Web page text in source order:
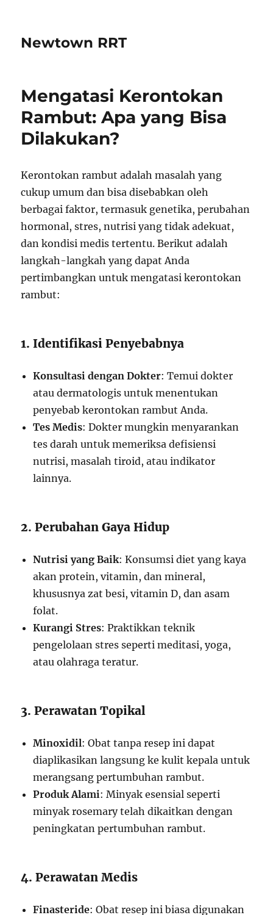
Newtown RRT
Mengatasi Kerontokan
Rambut: Apa yang Bisa
Dilakukan?
Kerontokan rambut adalah masalah yang
cukup umum dan bisa disebabkan oleh
berbagai faktor, termasuk genetika, perubahan
hormonal, stres, nutrisi yang tidak adekuat,
dan kondisi medis tertentu. Berikut adalah
langkah-langkah yang dapat Anda
pertimbangkan untuk mengatasi kerontokan
rambut:
1. Identifikasi Penyebabnya
Konsultasi dengan Dokter: Temui dokter
atau dermatologis untuk menentukan
penyebab kerontokan rambut Anda.
Tes Medis: Dokter mungkin menyarankan
tes darah untuk memeriksa defisiensi
nutrisi, masalah tiroid, atau indikator
lainnya.
2. Perubahan Gaya Hidup
Nutrisi yang Baik: Konsumsi diet yang kaya
akan protein, vitamin, dan mineral,
khususnya zat besi, vitamin D, dan asam
folat.
Kurangi Stres: Praktikkan teknik
pengelolaan stres seperti meditasi, yoga,
atau olahraga teratur.
3. Perawatan Topikal
Minoxidil: Obat tanpa resep ini dapat
diaplikasikan langsung ke kulit kepala untuk
merangsang pertumbuhan rambut.
Produk Alami: Minyak esensial seperti
minyak rosemary telah dikaitkan dengan
peningkatan pertumbuhan rambut.
4. Perawatan Medis
Finasteride: Obat resep ini biasa digunakan